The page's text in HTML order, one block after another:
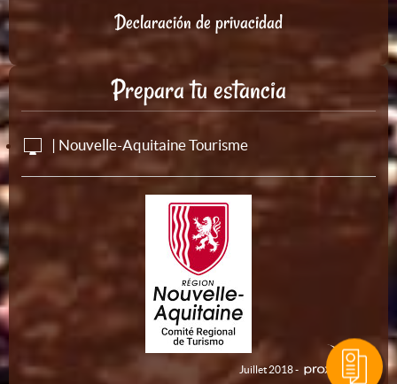
Declaración de privacidad
Prepara tu estancia
| Nouvelle-Aquitaine Tourisme
Juillet 2018 -